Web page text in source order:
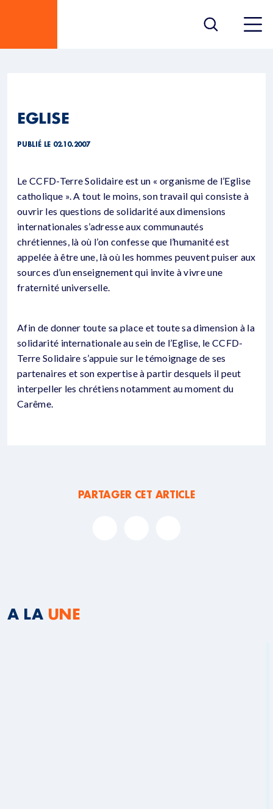
EGLISE
PUBLIÉ LE 02.10.2007
Le CCFD-Terre Solidaire est un « organisme de l’Eglise
catholique ». A tout le moins, son travail qui consiste à
ouvrir les questions de solidarité aux dimensions
internationales s’adresse aux communautés
chrétiennes, là où l’on confesse que l’humanité est
appelée à être une, là où les hommes peuvent puiser aux
sources d’un enseignement qui invite à vivre une
fraternité universelle.
Afin de donner toute sa place et toute sa dimension à la
solidarité internationale au sein de l’Eglise, le CCFD-
Terre Solidaire s’appuie sur le témoignage de ses
partenaires et son expertise à partir desquels il peut
interpeller les chrétiens notamment au moment du
Carême.
PARTAGER CET ARTICLE
A LA UNE